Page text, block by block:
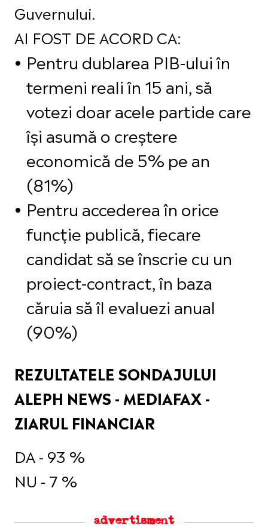
Guvernului.
AI FOST DE ACORD CA:
Pentru dublarea PIB-ului în
termeni reali în 15 ani, să
votezi doar acele partide care
își asumă o creștere
economică de 5% pe an
(81%)
Pentru accederea în orice
funcție publică, fiecare
candidat să se înscrie cu un
proiect-contract, în baza
căruia să îl evaluezi anual
(90%)
REZULTATELE SONDAJULUI
ALEPH NEWS - MEDIAFAX -
ZIARUL FINANCIAR
DA - 93 %
NU - 7 %
advertisment